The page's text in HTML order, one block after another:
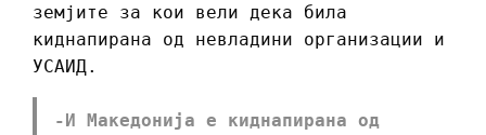
земјите за кои вели дека била
киднапирана од невладини организации и
УСАИД.
-И Македонија е киднапирана од